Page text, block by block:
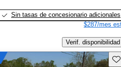
Sin tasas de concesionario adicionales
$287/mes
Verif. disponibilidad